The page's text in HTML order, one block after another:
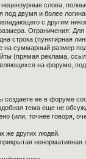
слова,
под двумя и более
с другим
Ограничения:
строка (пунктирная
на суммарный размер
(прямая реклама,
на форуме,
ее в форуме
тема еще не
(или, точнее говоря,
же других людей.